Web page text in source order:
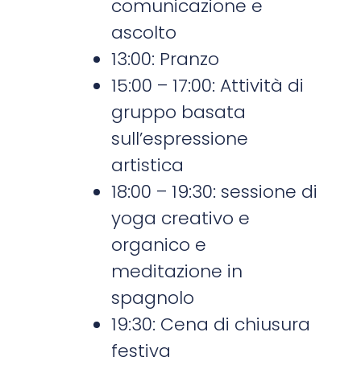
comunicazione e
ascolto
13:00: Pranzo
15:00 – 17:00: Attività di
gruppo basata
sull’espressione
artistica
18:00 – 19:30: sessione di
yoga creativo e
organico e
meditazione in
spagnolo
19:30: Cena di chiusura
festiva